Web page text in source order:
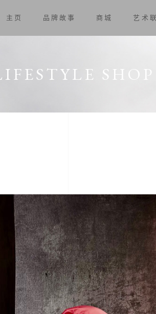
主页 品牌故事 商城 艺术
SHOP